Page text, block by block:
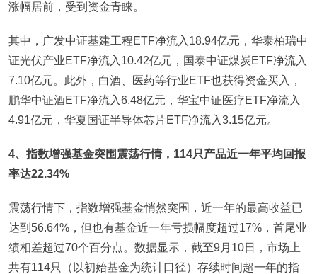
涨幅居前，受到资金青睐。
其中，广发中证基建工程ETF净流入18.94亿元，华泰柏瑞中
证光伏产业ETF净流入10.42亿元，国泰中证煤炭ETF净流入
7.10亿元。此外，白酒、医药等行业ETF也获得资金买入，
鹏华中证酒ETF净流入6.48亿元，华宝中证医疗ETF净流入
4.91亿元，华夏国证半导体芯片ETF净流入3.15亿元。
4、指数增强基金突围震荡行情，114只产品近一年平均回报
率达22.34%
震荡行情下，指数增强基金悄然突围，近一年的最高收益已
达到56.64%，但也有基金近一年亏损幅度超过17%，首尾业
绩相差超过70个百分点。数据显示，截至9月10日，市场上
共有114只（以初始基金为统计口径）存续时间超一年的指